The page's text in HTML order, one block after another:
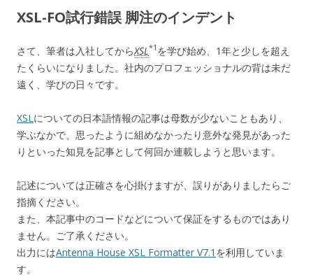
XSL-FO試行錯誤 脚注のインデント
さて、筆者は入社してからXSL *1 を学び始め、1年と少しを超え
たくらいになりました。社内のプロフェッショナルの背は未だ
遠く、学びの日々です。
XSL についての日本語情報の記事は母数が少ないこともあり、
学ぶなかで、思ったように組めなかったり意外な発見があった
りといった知見を記事として何回か連載しようと思います。
記述については正確さを心掛けますが、誤りがありましたらご
指摘ください。
また、本記事中のコードなどについて保証をするものではあり
ません。ご了承ください。
出力にはAntenna House XSL Formatter V7.1 を利用していま
す。